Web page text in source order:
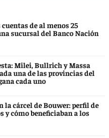
de al menos 25
sucursal del Banco Nación
Milei, Bullrich y Massa
una de las provincias del
cada uno
la cárcel de Bouwer: perfil de
y cómo beneficiaban a los